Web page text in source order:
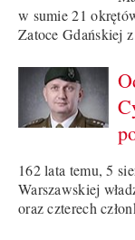
w sumie 21
Zatoce Gdańskiej
162 lata temu, 5
Warszawskiej
oraz czterech